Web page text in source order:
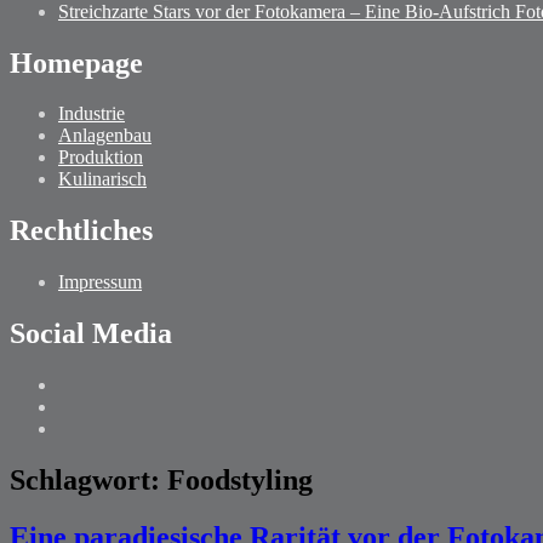
Streichzarte Stars vor der Fotokamera – Eine Bio-Aufstrich
Homepage
Industrie
Anlagenbau
Produktion
Kulinarisch
Rechtliches
Impressum
Social Media
Schlagwort: Foodstyling